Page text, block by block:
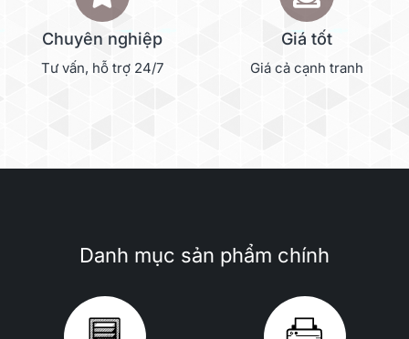
Chuyên nghiệp
Tư vấn, hỗ trợ 24/7
Giá tốt
Giá cả cạnh tranh
Danh mục sản phẩm chính